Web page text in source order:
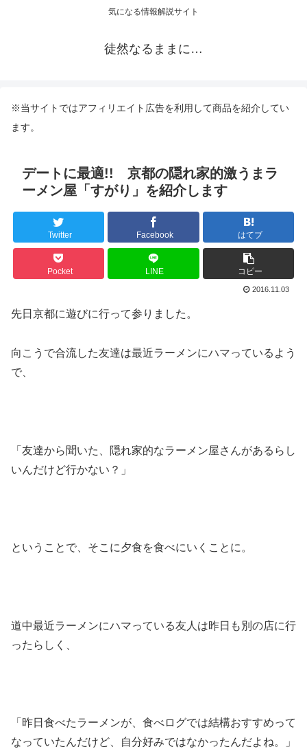
気になる情報解説サイト
徒然なるままに…
※当サイトではアフィリエイト広告を利用して商品を紹介してい
ます。
デートに最適!! 京都の隠れ家的激うまラ
ーメン屋「すがり」を紹介します
Twitter Facebook はてブ
Pocket LINE コピー
2016.11.03
先日京都に遊びに行って参りました。
向こうで合流した友達は最近ラーメンにハマっているよう
で、
「友達から聞いた、隠れ家的なラーメン屋さんがあるらし
いんだけど行かない？」
ということで、そこに夕食を食べにいくことに。
道中最近ラーメンにハマっている友人は昨日も別の店に行
ったらしく、
「昨日食べたラーメンが、食べログでは結構おすすめって
なっていたんだけど、自分好みではなかったんだよね。」